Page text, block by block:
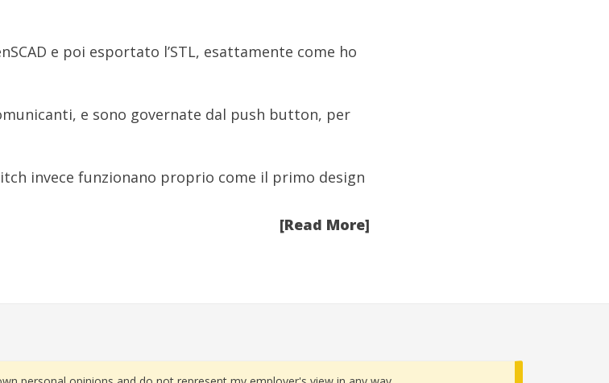
e poi esportato l’STL, esattamente come ho
e sono governate dal push button, per
invece funzionano proprio come il primo design
[Read More]